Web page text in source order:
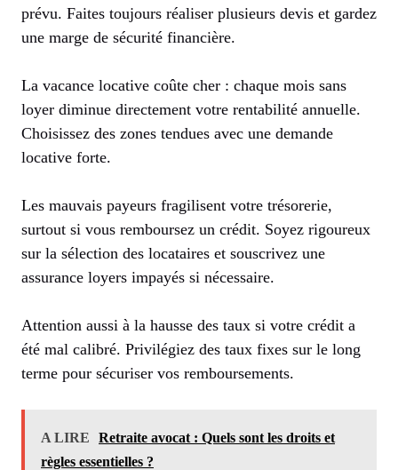
prévu. Faites toujours réaliser plusieurs devis et gardez
une marge de sécurité financière.
La vacance locative coûte cher : chaque mois sans
loyer diminue directement votre rentabilité annuelle.
Choisissez des zones tendues avec une demande
locative forte.
Les mauvais payeurs fragilisent votre trésorerie,
surtout si vous remboursez un crédit. Soyez rigoureux
sur la sélection des locataires et souscrivez une
assurance loyers impayés si nécessaire.
Attention aussi à la hausse des taux si votre crédit a
été mal calibré. Privilégiez des taux fixes sur le long
terme pour sécuriser vos remboursements.
A LIRE
Retraite avocat : Quels sont les droits et
règles essentielles ?